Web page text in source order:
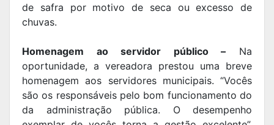
de safra por motivo de seca ou excesso de
chuvas.
Homenagem ao servidor público – Na
oportunidade, a vereadora prestou uma breve
homenagem aos servidores municipais. “Vocês
são os responsáveis pelo bom funcionamento do
da administração pública. O desempenho